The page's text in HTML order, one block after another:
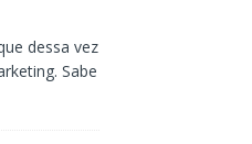
dessa vez
Sabe